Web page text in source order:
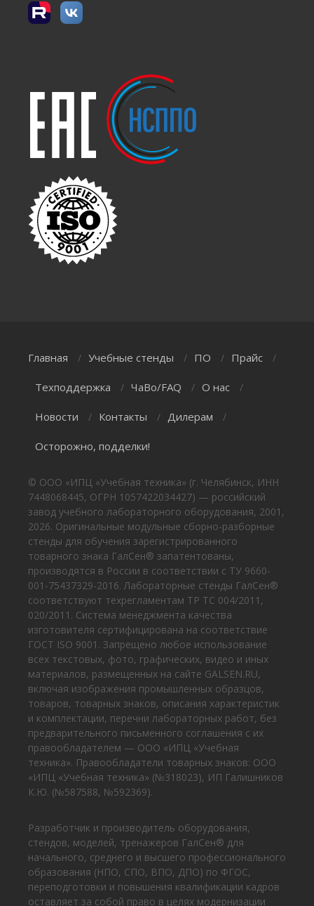
Главная / Учебные стенды / ПО / Прайс /
Техподдержка / ЧаВо/FAQ / О нас /
Новости / Контакты / Дилерам /
Осторожно, подделки!
© ООО «ИПЦ «Учебная техника» (г. Челябинск, ИНН
7448068445, ОГРН 1057422034427) — российский
завод учебного лабораторного оборудования, 2001,
2026. Оригинальные модульные сборно-разборные
стенды для обучения зарегистрированного
товарного знака ГалСен® запатентованы,
производятся в России в соответствии с ТУ 9660-
001-75437329-2016. Лабораторные стенды ГалСен®
соответствуют техрегламентам ТР ТС 004/2011,
020/2011. Система менеджмента качества
изготовителя сертифицирована на соответствие
ГОСТ ISO 9001. Запрещено любое использование
всех текстовых, фото, графических, видео и иных
материалов, размещенных на сайте GALSEN.RU,
включая изображения промышленных образцов,
товаров, товарных знаков, описания характеристик
и комплектации, перечни лабораторных работ, без
предварительного письменного соглашения с их
правообладателем — ООО «ИПЦ «Учебная
техника». Правообладатели товарных знаков: ООО
«ИПЦ «Учебная техника» (№318023), ИП Галишников
К.Ю. (№587588, №592369).
Разработчик и производитель оборудования,
стендов, моделей, тренажеров ГалСен® для
начального, среднего и высшего профессионального
образования (НПО, СПО, ВПО, ДПО) по ФГОС,
переподготовки и повышения квалификации кадров
оставляет за собой право в целях модернизации